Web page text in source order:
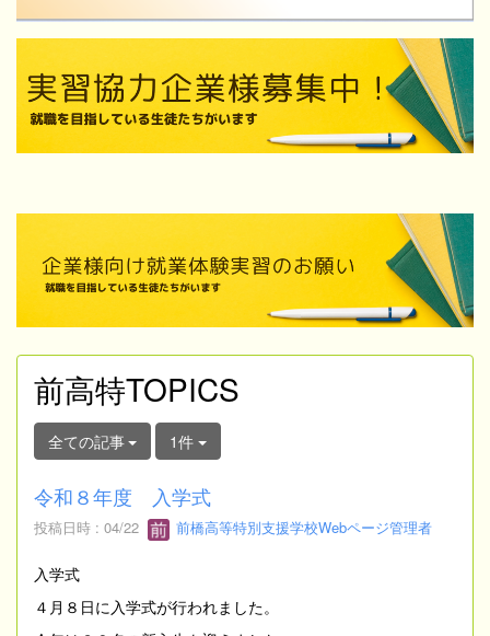
前高特TOPICS
全ての記事 1件
令和８年度 入学式
投稿日時 : 04/22 前橋高等特別支援学校Webページ管理者
入学式
４月８日に入学式が行われました。